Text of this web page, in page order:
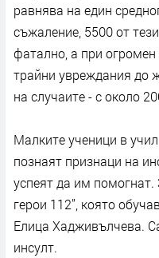
равнява на един
съжаление, 5500 от
фатално, а при
трайни увреждания до
на случаите - с около
Малките ученици в
познаят признаци на
успеят да им
герои 112”, която
Елица Хадживълчева.
инсулт.